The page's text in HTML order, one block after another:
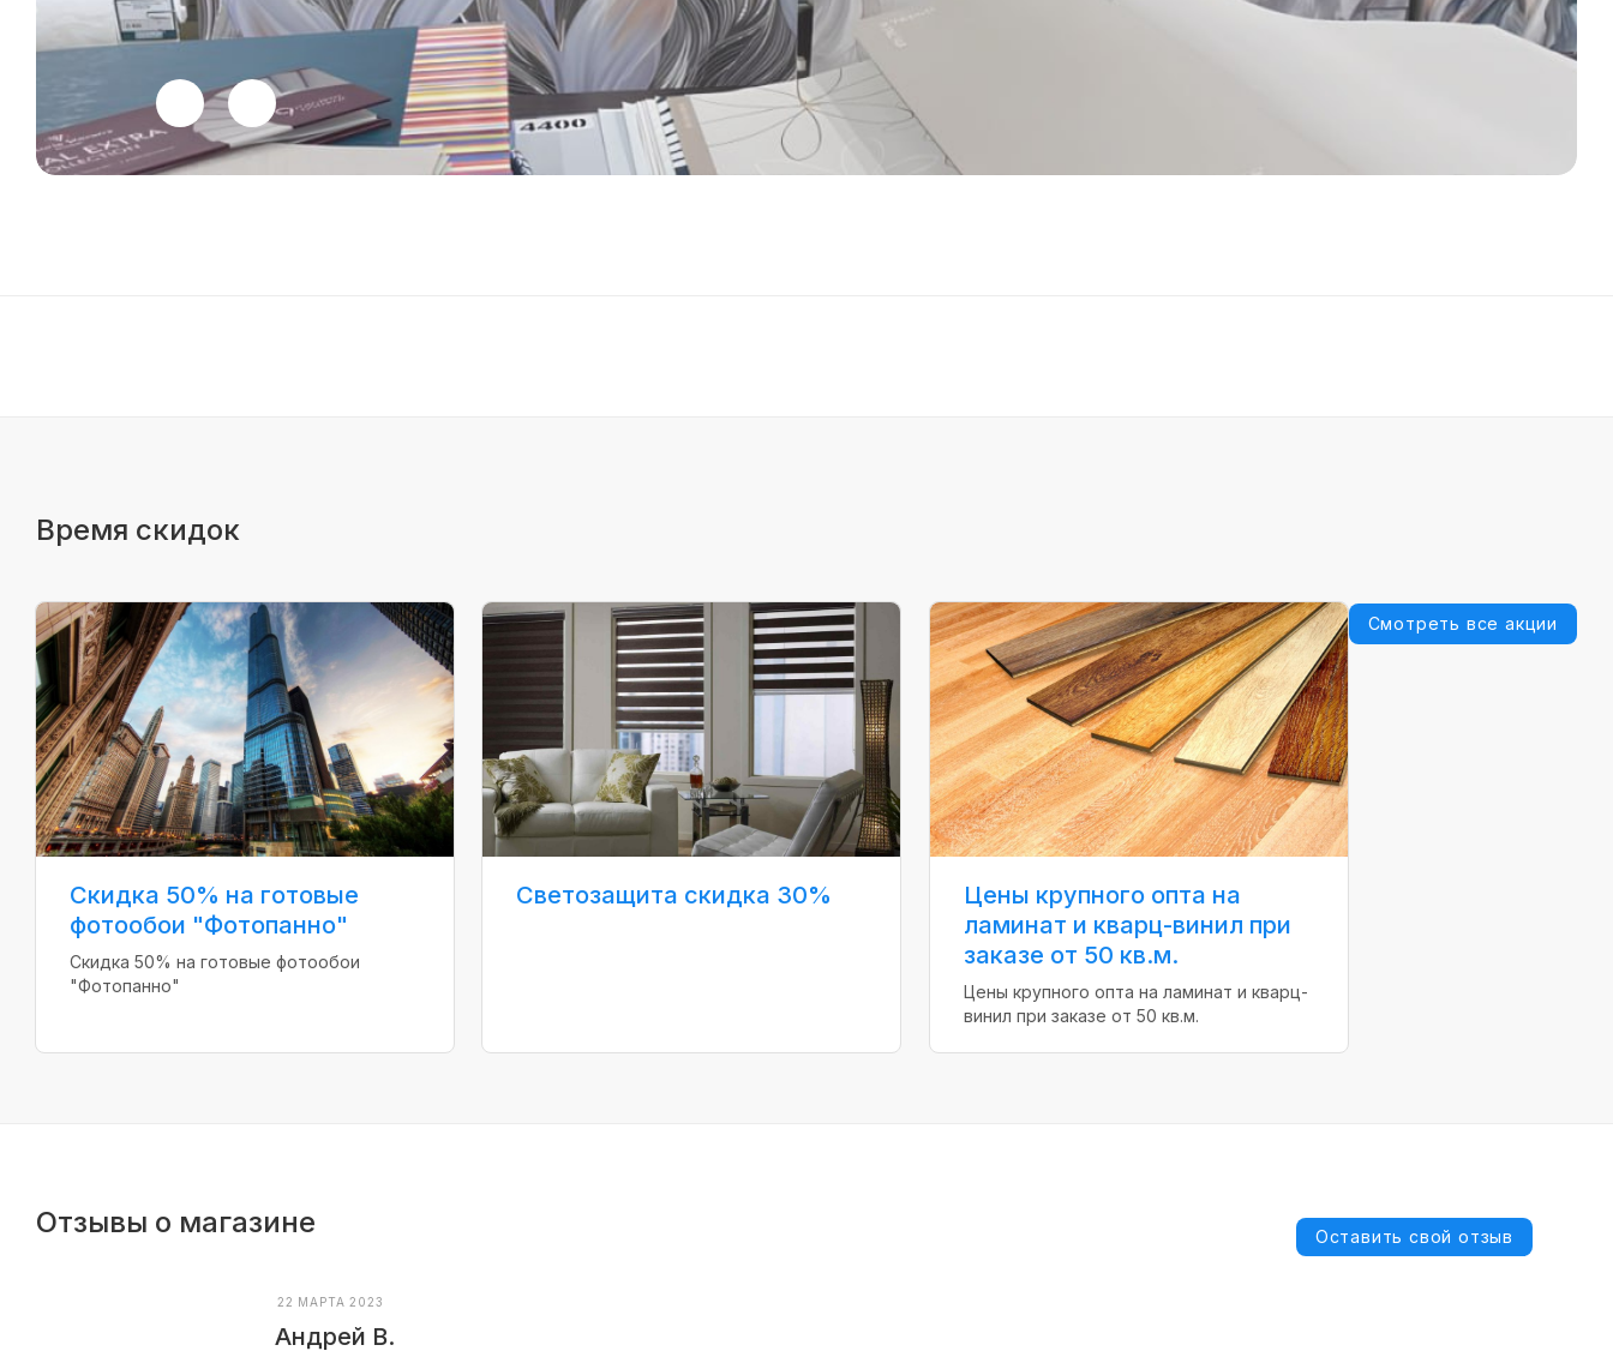
Время скидок
Смотреть все акции
Скидка 50% на готовые
фотообои "Фотопанно"
Скидка 50% на готовые фотообои
"Фотопанно"
Светозащита скидка 30%
Цены крупного опта на
ламинат и кварц-винил при
заказе от 50 кв.м.
Цены крупного опта на ламинат и кварц-
винил при заказе от 50 кв.м.
Отзывы о магазине Оставить свой отзыв
22 МАРТА 2023
Андрей В.